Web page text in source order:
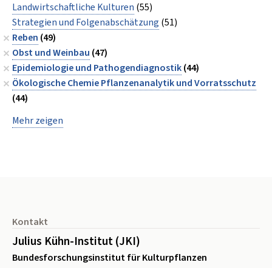
Landwirtschaftliche Kulturen (55)
Strategien und Folgenabschätzung (51)
Reben (49)
Obst und Weinbau (47)
Epidemiologie und Pathogendiagnostik(44)
Ökologische Chemie Pflanzenanalytik und Vorratsschutz
(44)
Mehr zeigen
Kontakt
Julius Kühn-Institut (JKI)
Bundesforschungsinstitut für Kulturpflanzen